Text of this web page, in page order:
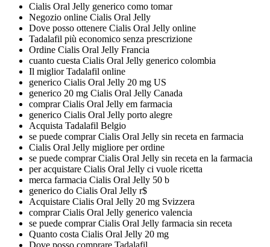
Cialis Oral Jelly generico como tomar
Negozio online Cialis Oral Jelly
Dove posso ottenere Cialis Oral Jelly online
Tadalafil più economico senza prescrizione
Ordine Cialis Oral Jelly Francia
cuanto cuesta Cialis Oral Jelly generico colombia
Il miglior Tadalafil online
generico Cialis Oral Jelly 20 mg US
generico 20 mg Cialis Oral Jelly Canada
comprar Cialis Oral Jelly em farmacia
generico Cialis Oral Jelly porto alegre
Acquista Tadalafil Belgio
se puede comprar Cialis Oral Jelly sin receta en farmacia
Cialis Oral Jelly migliore per ordine
se puede comprar Cialis Oral Jelly sin receta en la farmacia
per acquistare Cialis Oral Jelly ci vuole ricetta
merca farmacia Cialis Oral Jelly 50 b
generico do Cialis Oral Jelly r$
Acquistare Cialis Oral Jelly 20 mg Svizzera
comprar Cialis Oral Jelly generico valencia
se puede comprar Cialis Oral Jelly farmacia sin receta
Quanto costa Cialis Oral Jelly 20 mg
Dove posso comprare Tadalafil